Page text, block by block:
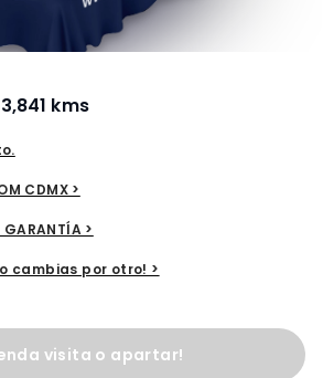
kms
CDMX >
>
cambias por otro! >
visita o apartar!